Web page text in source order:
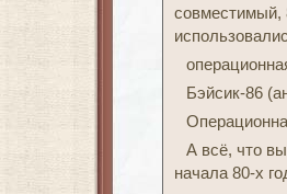
совместимый,
Бэйсик-86
А всё, что
начала 80-х